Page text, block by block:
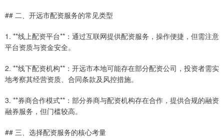
## 二、开远市配资服务的常见类型
1. **线上配资平台**：通过互联网提供配资服务，操作便捷，但需注意
平台资质与资金安全。
2. **线下配资机构**：开远市本地可能存在部分配资公司，投资者需实
地考察其经营资质、合同条款及风控措施。
3. **券商合作模式**：部分券商与配资机构存在合作，提供合规的融资
融券服务，但门槛较高。
## 三、选择配资服务的核心考量